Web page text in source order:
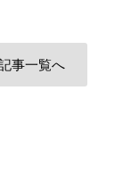
事一覧へ